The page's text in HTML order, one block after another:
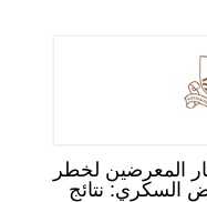
المعرضين لخطر
السكري: نتائج